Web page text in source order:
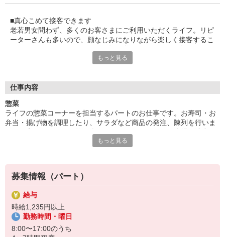
■真心こめて接客できます
老若男女問わず、多くのお客さまにご利用いただくライフ。リピ
ーターさんも多いので、顔なじみになりながら楽しく接客するこ
らっしゃるので、温かいコミュニケーションが生まれます。接客
■がんばり次第でボーナス有
さんには、そのがんばりに「ありがとう」の気持ちをこめてボー
ナスを支給いたします。等級が上がれば時給が上がりさらにボー
ナスもゲットできるので、がんばりが目に見えてやる気もますま
すアップ！無理のないパート勤務でもやりがいを得られます。
もっと見る
仕事内容
惣菜
ライフの惣菜コーナーを担当するパートのお仕事です。お寿司・お
弁当・揚げ物を調理したり、サラダなど商品の発注、陳列を行いま
るのも大事なお仕事！自分のお買い物経験や家庭料理の延長で始め
もっと見る
募集情報（パート）
給与
時給1,235円以上
勤務時間・曜日
8:00〜17:00のうち